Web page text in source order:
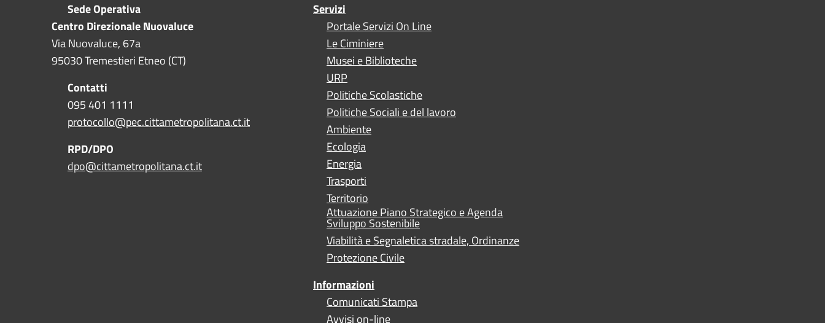
Sede Operativa
Centro Direzionale Nuovaluce
Via Nuovaluce, 67a
95030 Tremestieri Etneo (CT)
Contatti
095 401 1111
protocollo@pec.cittametropolitana.ct.it
RPD/DPO
dpo@cittametropolitana.ct.it
Servizi
Portale Servizi On Line
Le Ciminiere
Musei e Biblioteche
URP
Politiche Scolastiche
Politiche Sociali e del lavoro
Ambiente
Ecologia
Energia
Trasporti
Territorio
Attuazione Piano Strategico e Agenda
Sviluppo Sostenibile
Viabilità e Segnaletica stradale, Ordinanze
Protezione Civile
Informazioni
Comunicati Stampa
Avvisi on-line